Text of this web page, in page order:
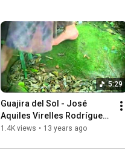
5:29
Guajira del Sol - José
Aquiles Virelles Rodríguez -
Ganador XXVIII Premio
1.4K views • 13 years ago